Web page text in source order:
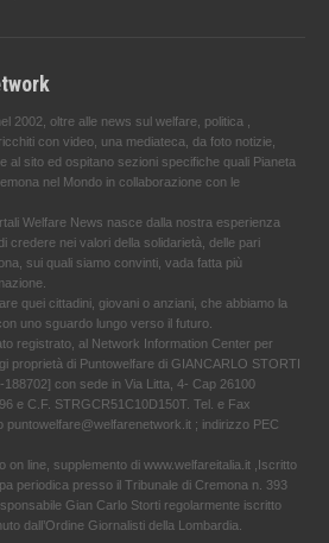
2002, oltre alle news sul welfare, politica ,
con video, una mediateca, da foto notizie,
al sito ed ospitano sezioni specifiche quali Pianeta
nel Mondo in collaborazione con le
Welfare News nasce dalla nostra esperienza
credere nei valori della solidarietà, delle pari
sui quali siamo convinti, vada fatta più
quei cittadini, giovani o anziani, che abbiamo la
uno sguardo lungo verso il futuro.
registrato, al Network Information Center per
proprietà di Puntowelfare di GIANCARLO STORTI
188702] con sede in Via Litta, 4- Cap 26100
e C.F. STRGCR51C10D150T. Tel. e Fax
puntowelfare@welfarenetwork.it ; indirizzo PEC
on line, supplemento di www.welfareitalia.it ,Iscritto
periodica presso il Tribunale di Cremona n. 393
Gian Carlo Storti regolarmente iscritto
dall’Ordine Giornalisti della Lombardia.